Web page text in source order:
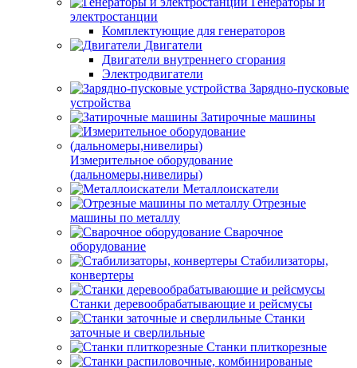
электростанции
Комплектующие для генераторов
Двигатели
Двигатели внутреннего сгорания
Электродвигатели
Зарядно-пусковые
устройства
Затирочные машины
Измерительное оборудование
(дальномеры,нивелиры)
Металлоискатели
Отрезные
машины по металлу
Сварочное
оборудование
Стабилизаторы,
конвертеры
Станки деревообрабатывающие и рейсмусы
Станки
заточные и сверлильные
Станки плиткорезные